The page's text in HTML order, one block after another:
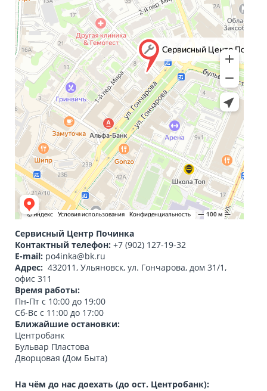
Сервисный Центр Починка
Контактный телефон: +7 (902) 127-19-32
E-mail: po4inka@bk.ru
Адрес: 432011, Ульяновск, ул. Гончарова, дом 31/1,
офис 311
Время работы:
Пн-Пт с 10:00 до 19:00
Сб-Вс с 11:00 до 17:00
Ближайшие остановки:
Центробанк
Бульвар Пластова
Дворцовая (Дом Быта)
На чём до нас доехать (до ост. Центробанк):